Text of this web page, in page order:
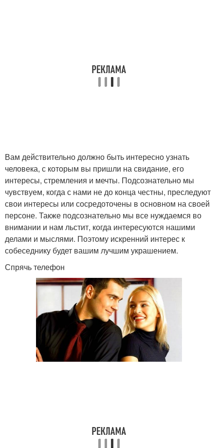
Вам действительно должно быть интересно узнать
человека, с которым вы пришли на свидание, его
интересы, стремления и мечты. Подсознательно мы
чувствуем, когда с нами не до конца честны, преследуют
свои интересы или сосредоточены в основном на своей
персоне. Также подсознательно мы все нуждаемся во
внимании и нам льстит, когда интересуются нашими
делами и мыслями. Поэтому искренний интерес к
собеседнику будет вашим лучшим украшением.
Спрячь телефон